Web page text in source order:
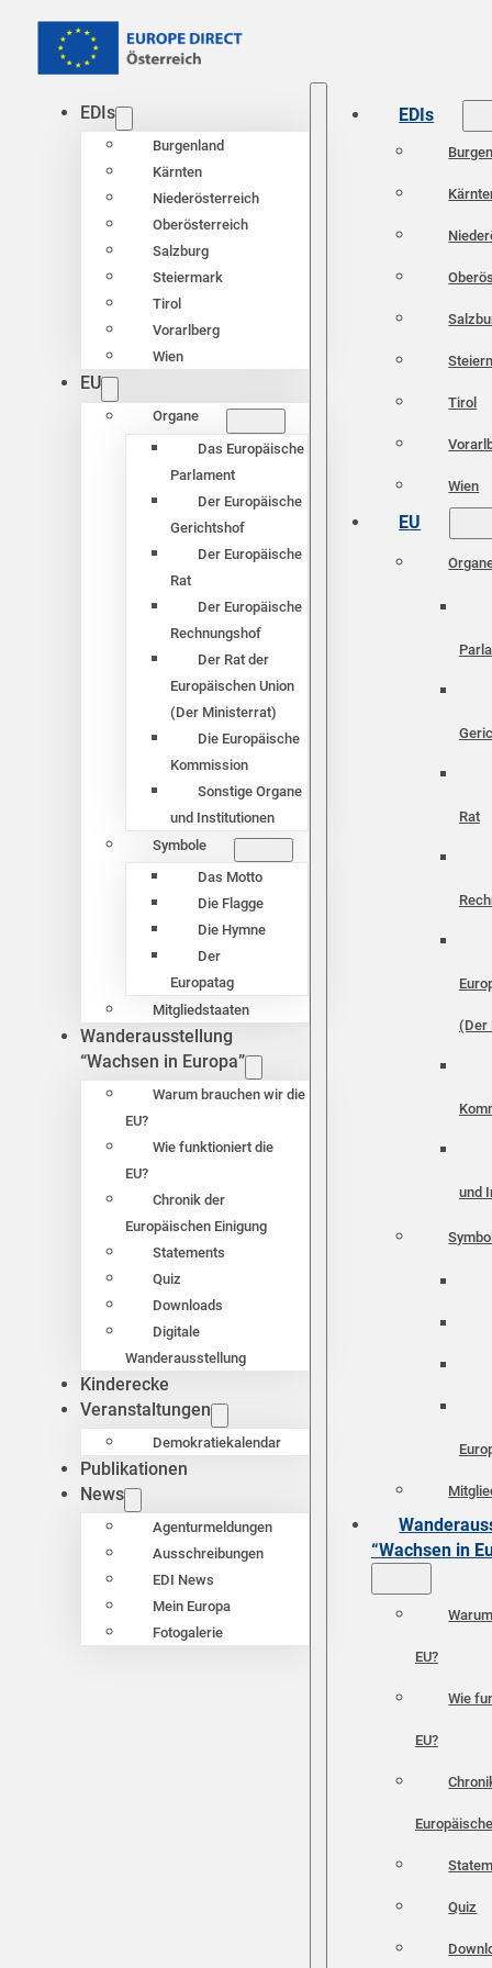
EDIs
Burgenland
Kärnten
Niederösterreich
Oberösterreich
Salzburg
Steiermark
Tirol
Vorarlberg
Wien
EU
Organe
Das Europäische
Parlament
Der Europäische
Gerichtshof
Der Europäische
Rat
Der Europäische
Rechnungshof
Der Rat der
Europäischen Union
(Der Ministerrat)
Die Europäische
Kommission
Sonstige Organe
und Institutionen
Symbole
Das Motto
Die Flagge
Die Hymne
Der
Europatag
Mitgliedstaaten
Wanderausstellung
“Wachsen in Europa”
Warum brauchen wir die
EU?
Wie funktioniert die
EU?
Chronik der
Europäischen Einigung
Statements
Quiz
Downloads
Digitale
Wanderausstellung
Kinderecke
Veranstaltungen
Demokratiekalendar
Publikationen
News
Agenturmeldungen
Ausschreibungen
EDI News
Mein Europa
Fotogalerie
EDIs
Tirol
Wien
EU
Rat
(Der
und
“Wachsen in
EU?
Wie
EU?
Quiz